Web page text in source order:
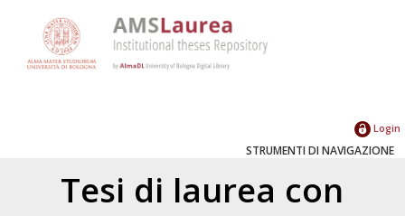
Login
STRUMENTI DI NAVIGAZIONE
Tesi di laurea con